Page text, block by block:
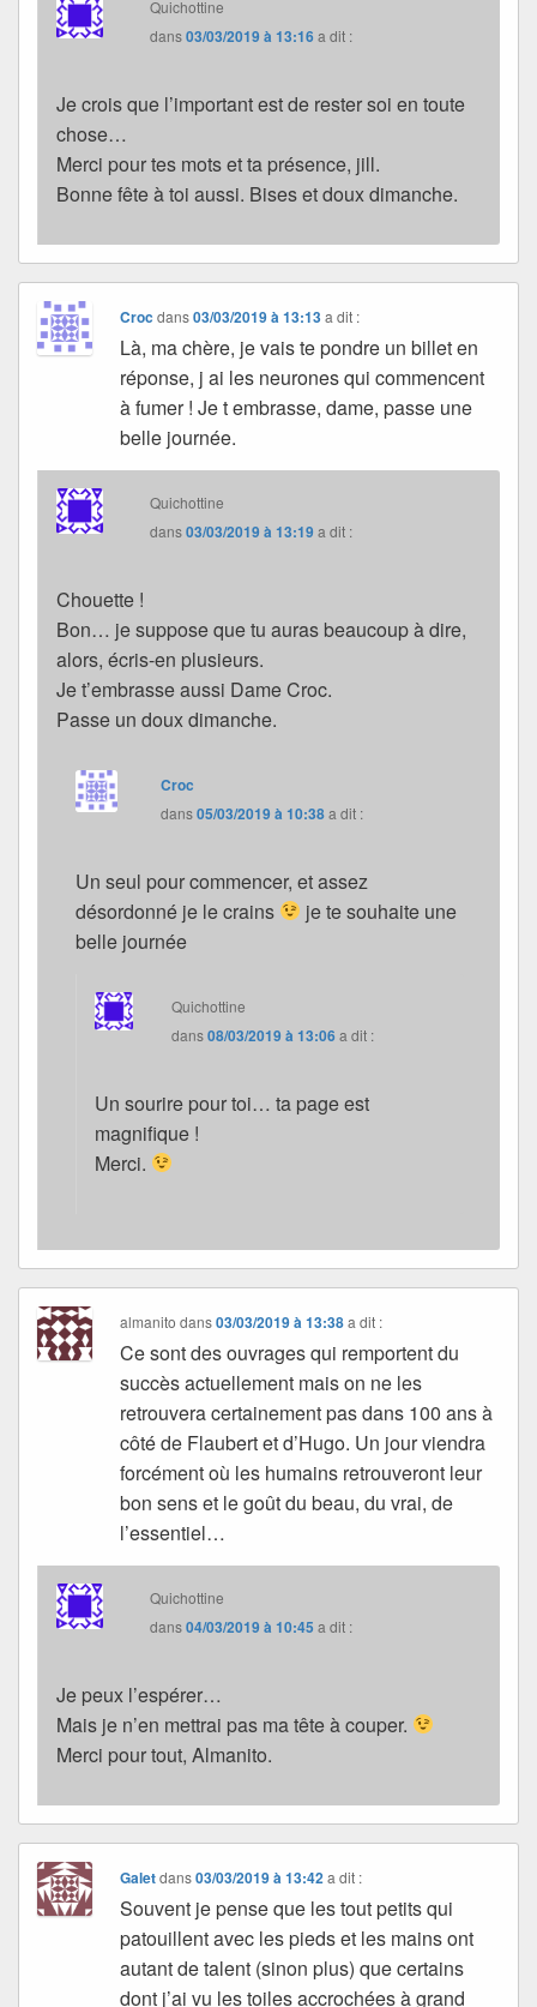
Quichottine
dans03/03/2019 à 13:16a dit :
Je crois que l’important est de rester soi en toute
chose…
Merci pour tes mots et ta présence, jill.
Bonne fête à toi aussi. Bises et doux dimanche.
Croc dans03/03/2019 à 13:13 a dit :
Là, ma chère, je vais te pondre un billet en
réponse, j ai les neurones qui commencent
à fumer ! Je t embrasse, dame, passe une
belle journée.
Quichottine
dans03/03/2019 à 13:19a dit :
Chouette !
Bon… je suppose que tu auras beaucoup à dire,
alors, écris-en plusieurs.
Je t’embrasse aussi Dame Croc.
Passe un doux dimanche.
Croc
dans05/03/2019 à 10:38a dit :
Un seul pour commencer, et assez
désordonné je le crains
je te souhaite une
belle journée
Quichottine
dans08/03/2019 à 13:06 a dit :
Un sourire pour toi… ta page est
magnifique !
Merci.
almanito dans03/03/2019 à 13:38 a dit :
Ce sont des ouvrages qui remportent du
succès actuellement mais on ne les
retrouvera certainement pas dans 100 ans à
côté de Flaubert et d’Hugo. Un jour viendra
forcément où les humains retrouveront leur
bon sens et le goût du beau, du vrai, de
l’essentiel…
Quichottine
dans04/03/2019 à 10:45 a dit :
Je peux l’espérer…
Mais je n’en mettrai pas ma tête à couper.
Merci pour tout, Almanito.
Galetdans03/03/2019 à 13:42 a dit :
Souvent je pense que les tout petits qui
patouillent avec les pieds et les mains ont
autant de talent (sinon plus) que certains
dont j’ai vu les toiles accrochées à grand